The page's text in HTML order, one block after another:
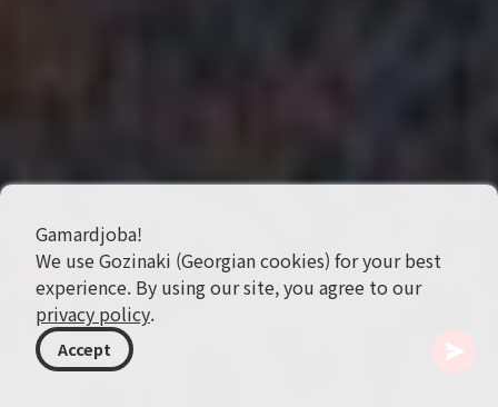
Gamardjoba!
We use Gozinaki (Georgian cookies) for your best
experience. By using our site, you agree to our
privacy policy.
Accept